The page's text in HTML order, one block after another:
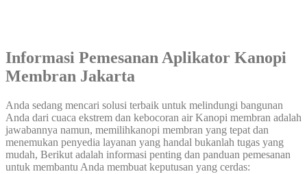
Informasi Pemesanan Aplikator Kanopi
Membran Jakarta
Anda sedang mencari solusi terbaik untuk melindungi bangunan
Anda dari cuaca ekstrem dan kebocoran air Kanopi membran adalah
jawabannya namun, memilihkanopi membran yang tepat dan
menemukan penyedia layanan yang handal bukanlah tugas yang
mudah, Berikut adalah informasi penting dan panduan pemesanan
untuk membantu Anda membuat keputusan yang cerdas: